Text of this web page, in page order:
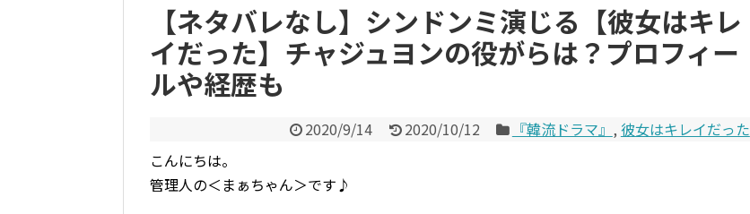
【ネタバレなし】シンドンミ演じる【彼女はキレ
イだった】チャジュヨンの役がらは？プロフィー
ルや経歴も
2020/9/14 2020/10/12 『韓流ドラマ』 , 彼女はキレイだった
こんにちは。
管理人の＜まぁちゃん＞です♪